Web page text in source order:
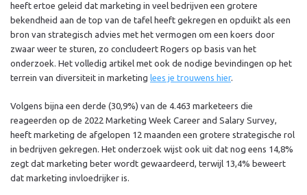
heeft ertoe geleid dat marketing in veel bedrijven een grotere
bekendheid aan de top van de tafel heeft gekregen en opduikt als een
bron van strategisch advies met het vermogen om een ​​koers door
zwaar weer te sturen, zo concludeert Rogers op basis van het
onderzoek. Het volledig artikel met ook de nodige bevindingen op het
terrein van diversiteit in marketing lees je trouwens hier.
Volgens bijna een derde (30,9%) van de 4.463 marketeers die
reageerden op de 2022 Marketing Week Career and Salary Survey,
heeft marketing de afgelopen 12 maanden een grotere strategische rol
in bedrijven gekregen. Het onderzoek wijst ook uit dat nog eens 14,8%
zegt dat marketing beter wordt gewaardeerd, terwijl 13,4% beweert
dat marketing invloedrijker is.